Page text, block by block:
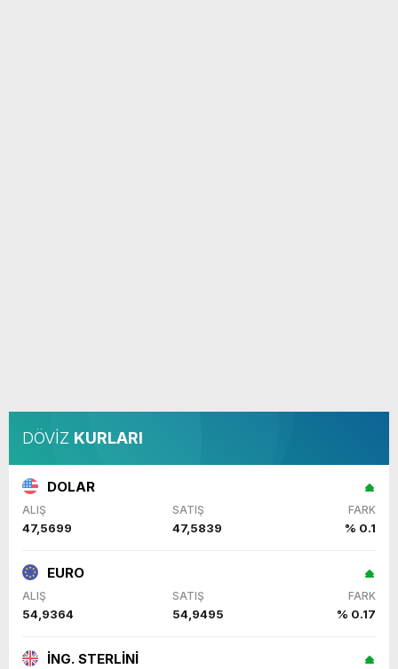
DÖVİZ KURLARI
DOLAR
ALIŞ SATIŞ FARK
47,5699 47,5839 % 0.1
EURO
ALIŞ SATIŞ FARK
54,9364 54,9495 % 0.17
İNG. STERLİNİ